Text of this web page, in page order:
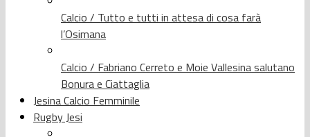
Calcio / Tutto e tutti in attesa di cosa farà
l’Osimana
Calcio / Fabriano Cerreto e Moie Vallesina salutano
Bonura e Ciattaglia
Jesina Calcio Femminile
Rugby Jesi